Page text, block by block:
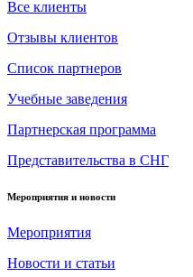
Все клиенты
Отзывы клиентов
Список партнеров
Учебные заведения
Партнерская программа
Представительства в СНГ
Мероприятия и новости
Мероприятия
Новости и статьи